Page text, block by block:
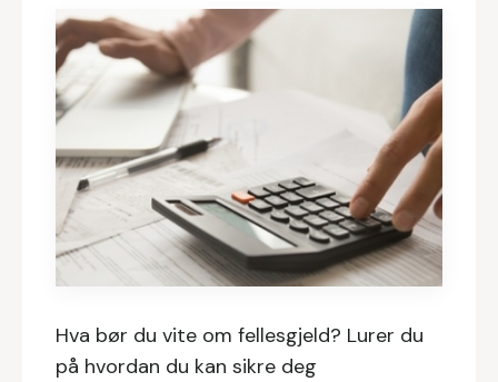
Hva bør du vite om fellesgjeld? Lurer du
på hvordan du kan sikre deg